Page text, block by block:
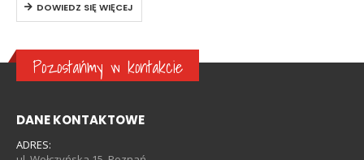
DOWIEDZ SIĘ WIĘCEJ
Pozostańmy w kontakcie
DANE KONTAKTOWE
ADRES: